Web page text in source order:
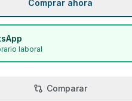
Comprar ahora
laboral
Comparar